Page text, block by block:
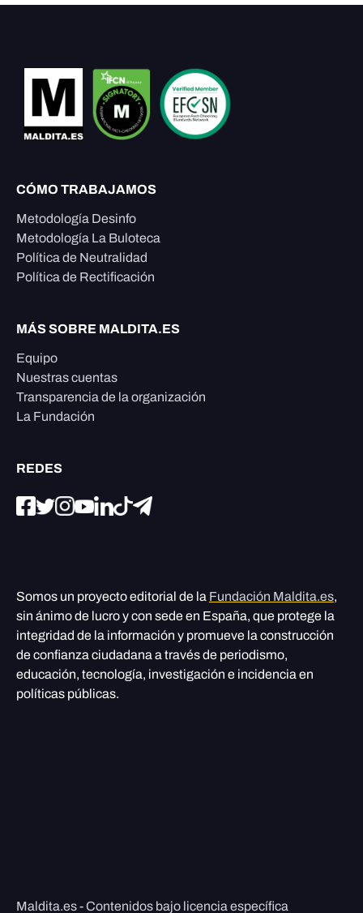
CÓMO TRABAJAMOS
Metodología Desinfo
Metodología La Buloteca
Política de Neutralidad
Política de Rectificación
MÁS SOBRE MALDITA.ES
Equipo
Nuestras cuentas
Transparencia de la organización
La Fundación
REDES
Somos un proyecto editorial de la Fundación Maldita.es,
sin ánimo de lucro y con sede en España, que protege la
integridad de la información y promueve la construcción
de confianza ciudadana a través de periodismo,
educación, tecnología, investigación e incidencia en
políticas públicas.
Maldita.es - Contenidos bajo licencia específica